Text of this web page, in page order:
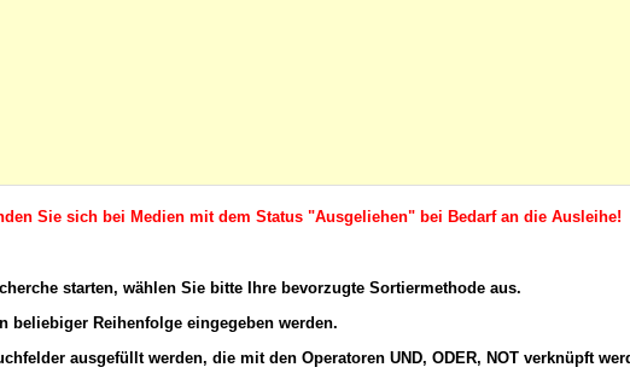
Sie sich bei Medien mit dem Status "Ausgeliehen" bei Bedarf an die Ausleihe!
starten, wählen Sie bitte Ihre bevorzugte Sortiermethode aus.
beliebiger Reihenfolge eingegeben werden.
ausgefüllt werden, die mit den Operatoren UND, ODER, NOT verknüpft